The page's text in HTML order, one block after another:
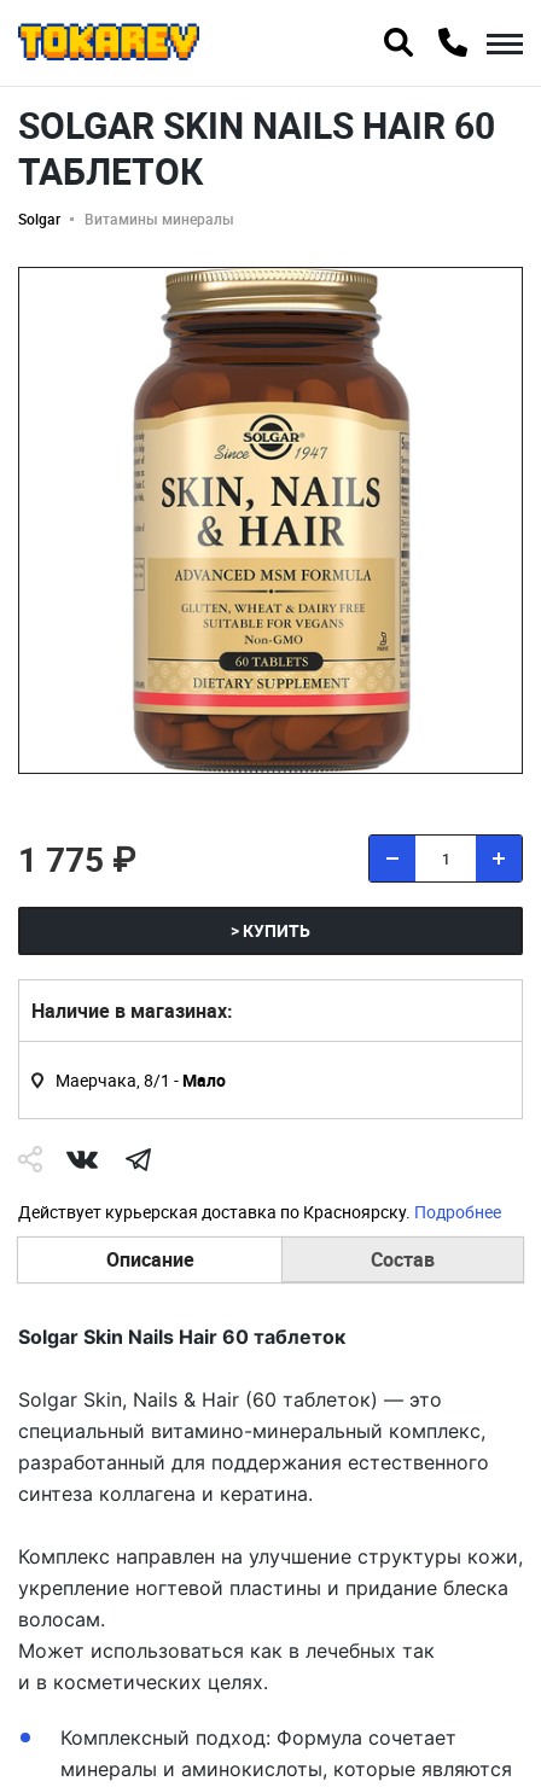
SOLGAR SKIN NAILS HAIR 60
ТАБЛЕТОК
Solgar Витамины минералы
1 775 ₽
> КУПИТЬ
Наличие в магазинах:
Маерчака, 8/1 -Мало
Действует курьерская доставка по Красноярску. Подробнее
Описание Состав
Solgar Skin Nails Hair 60 таблеток
Solgar Skin, Nails & Hair (60 таблеток) — это
специальный витамино-минеральный комплекс,
разработанный для поддержания естественного
синтеза коллагена и кератина.
Комплекс направлен на улучшение структуры кожи,
укрепление ногтевой пластины и придание блеска
волосам.
Может использоваться как в лечебных так
и в косметических целях.
Комплексный подход: Формула сочетает
минералы и аминокислоты, которые являются